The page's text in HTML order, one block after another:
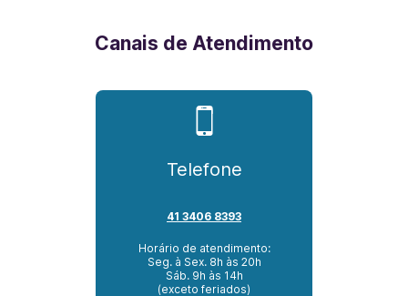
Canais de Atendimento
Telefone
41 3406 8393
Horário de atendimento:
Seg. à Sex. 8h às 20h
Sáb. 9h às 14h
(exceto feriados)